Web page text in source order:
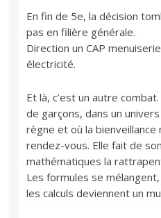
En fin de 5e, la décision
pas en filière générale.
Direction un CAP
électricité.
Et là, c’est un autre
de garçons, dans un
règne et où la bienveillance
rendez-vous. Elle fait de
mathématiques la
Les formules se
les calculs deviennent un